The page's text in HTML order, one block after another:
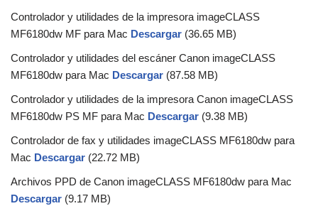
Controlador y utilidades de la impresora imageCLASS
MF6180dw MF para Mac Descargar (36.65 MB)
Controlador y utilidades del escáner Canon imageCLASS
MF6180dw para Mac Descargar (87.58 MB)
Controlador y utilidades de la impresora Canon imageCLASS
MF6180dw PS MF para Mac Descargar (9.38 MB)
Controlador de fax y utilidades imageCLASS MF6180dw para
Mac Descargar (22.72 MB)
Archivos PPD de Canon imageCLASS MF6180dw para Mac
Descargar (9.17 MB)